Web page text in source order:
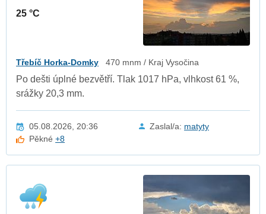
25 °C
Třebíč Horka-Domky 470 mnm / Kraj Vysočina
Po dešti úplné bezvětří. Tlak 1017 hPa, vlhkost 61 %,
srážky 20,3 mm.
05.08.2026, 20:36 Zaslal/a: matyty
Pěkné+8